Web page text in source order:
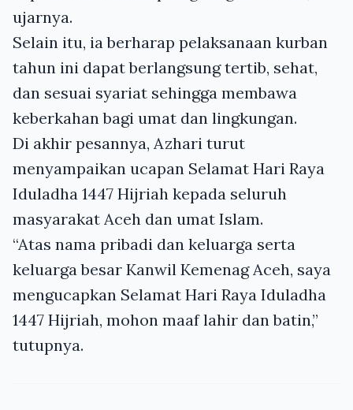
ujarnya.
Selain itu, ia berharap pelaksanaan kurban
tahun ini dapat berlangsung tertib, sehat,
dan sesuai syariat sehingga membawa
keberkahan bagi umat dan lingkungan.
Di akhir pesannya, Azhari turut
menyampaikan ucapan Selamat Hari Raya
Iduladha 1447 Hijriah kepada seluruh
masyarakat Aceh dan umat Islam.
“Atas nama pribadi dan keluarga serta
keluarga besar Kanwil Kemenag Aceh, saya
mengucapkan Selamat Hari Raya Iduladha
1447 Hijriah, mohon maaf lahir dan batin,”
tutupnya.